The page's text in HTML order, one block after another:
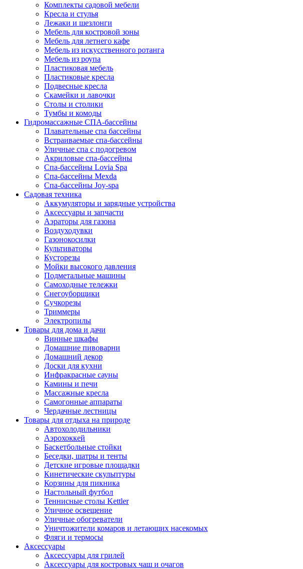
Комплекты садовой мебели
Кресла и стулья
Лежаки и шезлонги
Мебель для костровой зоны
Мебель для летнего кафе
Мебель из искусственного ротанга
Мебель из роупа
Пластиковая мебель
Пластиковые кресла
Подвесные кресла
Скамейки и лавочки
Столы и столики
Тумбы и комоды
Гидромассажные СПА-бассейны
Плавательные спа бассейны
Встраиваемые спа-бассейны
Уличные спа с подогревом
Акриловые спа-бассейны
Спа-бассейны Lovia Spa
Спа-бассейны Mexda
Спа-бассейны Joy-spa
Садовая техника
Аккумуляторы и зарядные устройства
Аксессуары и запчасти
Аэраторы для газона
Воздуходувки
Газонокосилки
Культиваторы
Кусторезы
Мойки высокого давления
Подметальные машины
Самоходные тележки
Снегоуборщики
Сучкорезы
Триммеры
Электропилы
Товары для дома и дачи
Винные шкафы
Домашние пивоварни
Домашний декор
Доски для кухни
Инфракрасные сауны
Камины и печи
Массажные кресла
Самогонные аппараты
Чердачные лестницы
Товары для отдыха на природе
Автохолодильники
Аэрохоккей
Баскетбольные стойки
Беседки, шатры и тенты
Детские игровые площадки
Кинетические скульптуры
Корзины для пикника
Настольный футбол
Теннисные столы Kettler
Уличное освещение
Уличные обогреватели
Уничтожители комаров и летающих насекомых
Фляги и термосы
Аксессуары
Аксессуары для грилей
Аксессуары для костровых чаш и очагов